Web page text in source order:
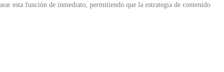
esta función de inmediato, permitiendo que la estrategia de contenido